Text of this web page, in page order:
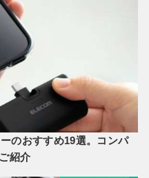
のおすすめ19選。コンパ
紹介